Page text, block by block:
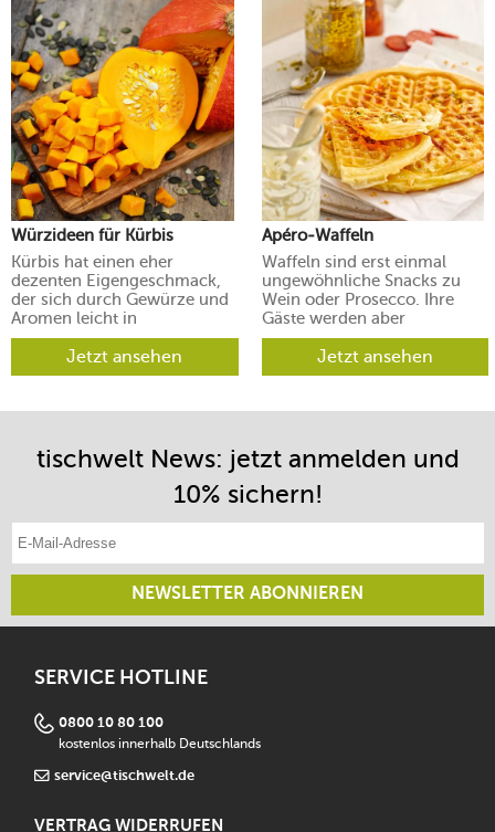
Würzideen für Kürbis
Kürbis hat einen eher
dezenten Eigengeschmack,
der sich durch Gewürze und
Aromen leicht in
verschiedene Richtungen
lenken lässt.Jetzt ansehen
Apéro-Waffeln
Waffeln sind erst einmal
ungewöhnliche Snacks zu
Wein oder Prosecco. Ihre
Gäste werden aber
begeistert sein.
Jetzt ansehen
tischwelt News: jetzt anmelden und
10% sichern!
E-Mail-Adresse eintragen
NEWSLETTER ABONNIEREN
SERVICE HOTLINE
0800 10 80 100
kostenlos innerhalb Deutschlands
service@tischwelt.de
VERTRAG WIDERRUFEN